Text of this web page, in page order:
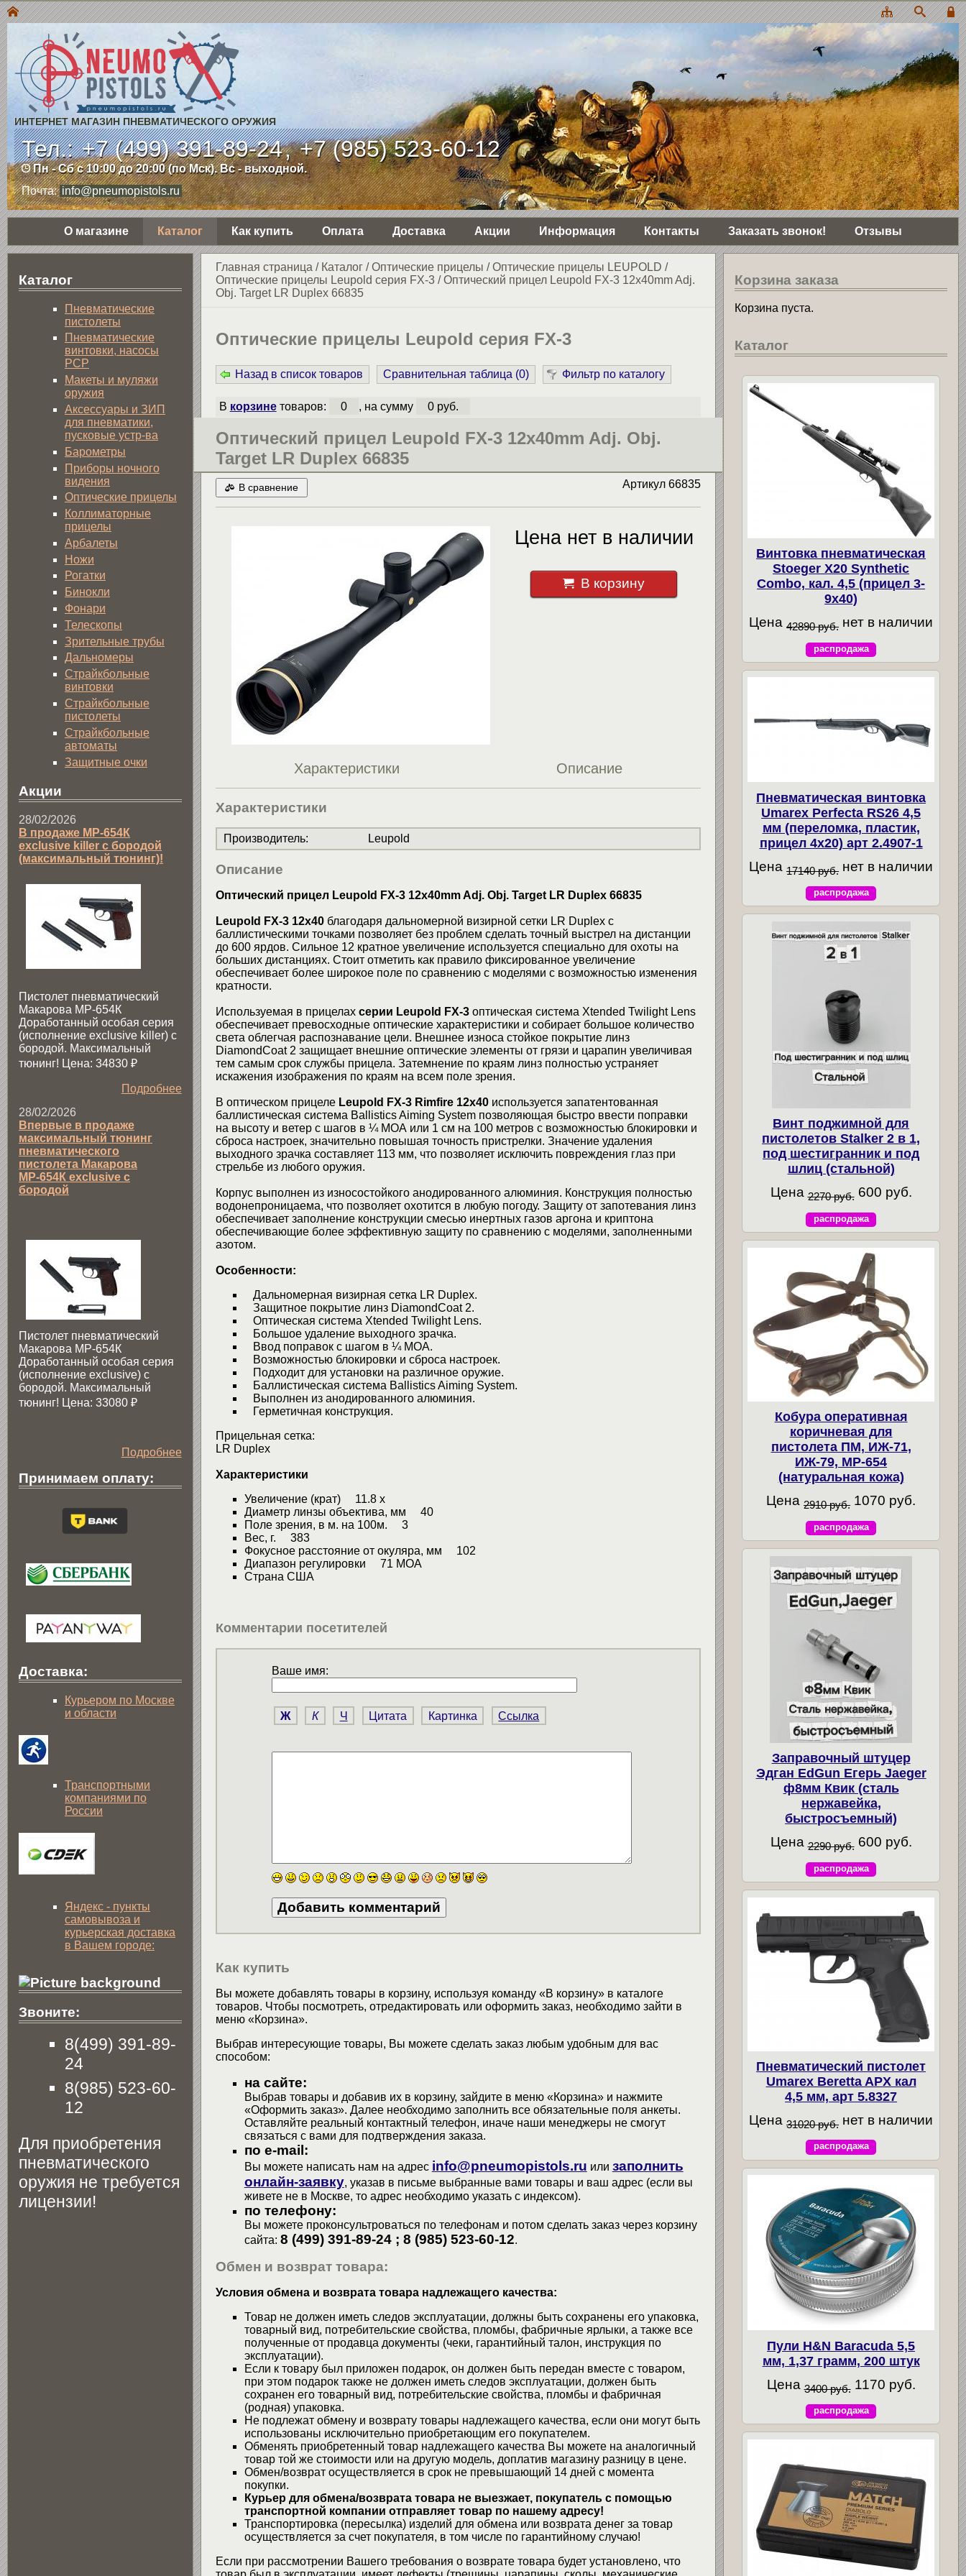
ИНТЕРНЕТ МАГАЗИН ПНЕВМАТИЧЕСКОГО ОРУЖИЯ
Тел.:+7 (499) 391-89-24,+7 (985) 523-60-12
Пн - Сб с 10:00 до 20:00 (по Мск). Вс - выходной.
Почта: info@pneumopistols.ru
О магазине Каталог Как купить Оплата Доставка Акции Информация Контакты Заказать звонок! Отзывы
Главная страница / Каталог/Оптические прицелы /Оптические прицелы LEUPOLD /
Оптические прицелы Leupold серия FX-3/Оптический прицел Leupold FX-3 12x40mm Adj.
Obj. Target LR Duplex 66835
Оптические прицелы Leupold серия FX-3
Назад в список товаров Сравнительная таблица (0) Фильтр по каталогу
В корзинетоваров: 0 , на сумму 0 руб.
Оптический прицел Leupold FX-3 12x40mm Adj. Obj.
Target LR Duplex 66835
В сравнение Артикул66835
Цена нет в наличии
В корзину
Характеристики Описание
Характеристики
Производитель: Leupold
Описание
Оптический прицел Leupold FX-3 12x40mm Adj. Obj. Target LR Duplex 66835
Leupold FX-3 12x40благодаря дальномерной визирной сетки LR Duplex с
баллистическими точками позволяет без проблем сделать точный выстрел на дистанции
до 600 ярдов. Сильное 12 кратное увеличение используется специально для охоты на
больших дистанциях. Стоит отметить как правило фиксированное увеличение
обеспечивает более широкое поле по сравнению с моделями с возможностью изменения
кратности.
Используемая в прицелах серии Leupold FX-3оптическая система Xtended Twilight Lens
обеспечивает превосходные оптические характеристики и собирает большое количество
света облегчая распознавание цели. Внешнее износа стойкое покрытие линз
DiamondCoat 2 защищает внешние оптические элементы от грязи и царапин увеличивая
тем самым срок службы прицела. Затемнение по краям линз полностью устраняет
искажения изображения по краям на всем поле зрения.
В оптическом прицелеLeupold FX-3 Rimfire 12x40используется запатентованная
баллистическая система Ballistics Aiming System позволяющая быстро ввести поправки
на высоту и ветер с шагов в ¼ МОА или 1 см на 100 метров с возможностью блокировки и
сброса настроек, значительно повышая точность пристрелки. Значение удаления
выходного зрачка составляет 113 мм, что позволяет исключить повреждения глаз при
стрельбе из любого оружия.
Корпус выполнен из износостойкого анодированного алюминия. Конструкция полностью
водонепроницаема, что позволяет охотится в любую погоду. Защиту от запотевания линз
обеспечивает заполнение конструкции смесью инертных газов аргона и криптона
обеспечивающие более эффективную защиту по сравнению с моделями, заполненными
азотом.
Особенности:
Дальномерная визирная сетка LR Duplex.
Защитное покрытие линз DiamondCoat 2.
Оптическая система Xtended Twilight Lens.
Большое удаление выходного зрачка.
Ввод поправок с шагом в ¼ МОА.
Возможностью блокировки и сброса настроек.
Подходит для установки на различное оружие.
Баллистическая система Ballistics Aiming System.
Выполнен из анодированного алюминия.
Герметичная конструкция.
Прицельная сетка:
LR Duplex
Характеристики
Увеличение (крат) 11.8 x
Диаметр линзы объектива, мм 40
Поле зрения, в м. на 100м. 3
Вес, г. 383
Фокусное расстояние от окуляра, мм 102
Диапазон регулировки 71 MOA
Страна США
Комментарии посетителей
Ваше имя:
Ж К Ч Цитата Картинка Ссылка
Как купить
Вы можете добавлять товары в корзину, используя команду «В корзину» в каталоге
товаров. Чтобы посмотреть, отредактировать или оформить заказ, необходимо зайти в
меню «Корзина».
Выбрав интересующие товары, Вы можете сделать заказ любым удобным для вас
способом:
на сайте:
Выбрав товары и добавив их в корзину, зайдите в меню «Корзина» и нажмите
«Оформить заказ». Далее необходимо заполнить все обязательные поля анкеты.
Оставляйте реальный контактный телефон, иначе наши менеджеры не смогут
связаться с вами для подтверждения заказа.
по e-mail:
Вы можете написать нам на адрес info@pneumopistols.ru или заполнить
онлайн-заявку, указав в письме выбранные вами товары и ваш адрес (если вы
живете не в Москве, то адрес необходимо указать с индексом).
по телефону:
Вы можете проконсультроваться по телефонам и потом сделать заказ через корзину
сайта: 8 (499) 391-89-24 ; 8 (985) 523-60-12.
Обмен и возврат товара:
Условия обмена и возврата товара надлежащего качества:
Товар не должен иметь следов эксплуатации, должны быть сохранены его упаковка,
товарный вид, потребительские свойства, пломбы, фабричные ярлыки, а также все
полученные от продавца документы (чеки, гарантийный талон, инструкция по
эксплуатации).
Если к товару был приложен подарок, он должен быть передан вместе с товаром,
при этом подарок также не должен иметь следов эксплуатации, должен быть
сохранен его товарный вид, потребительские свойства, пломбы и фабричная
(родная) упаковка.
Не подлежат обмену и возврату товары надлежащего качества, если они могут быть
использованы исключительно приобретающим его покупателем.
Обменять приобретенный товар надлежащего качества Вы можете на аналогичный
товар той же стоимости или на другую модель, доплатив магазину разницу в цене.
Обмен/возврат осуществляется в срок не превышающий 14 дней с момента
покупки.
Курьер для обмена/возврата товара не выезжает, покупатель с помощью
транспортной компании отправляет товар по нашему адресу!
Транспортировка (пересылка) изделий для обмена или возврата денег за товар
осуществляется за счет покупателя, в том числе по гарантийному случаю!
Если при рассмотрении Вашего требования о возврате товара будет установлено, что
Каталог
Пнев­ма­ти­чес­кие
пистолеты
Пневматические
винтовки, насосы
PCP
Макеты и муляжи
оружия
Аксессуары и ЗИП
для пневматики,
пусковые устр-ва
Барометры
Приборы ночного
видения
Оптические прицелы
Коллиматорные
прицелы
Арбалеты
Ножи
Рогатки
Бинокли
Фонари
Телескопы
Зрительные трубы
Дальномеры
Страйкбольные
винтовки
Страйкбольные
пистолеты
Страйкбольные
автоматы
Защитные очки
Акции
28/02/2026
В продаже МР-654К
exclusive killer с бородой
(максимальный тюнинг)!
Пистолет пневматический
Макарова МР-654К
Доработанный особая серия
(исполнение exclusive killer) с
бородой. Максимальный
тюнинг! Цена: 34830 ₽
Подробнее
28/02/2026
Впервые в продаже
максимальный тюнинг
пневматического
пистолета Макарова
МР-654К exclusive с
бородой
Пистолет пневматический
Макарова МР-654К
Доработанный особая серия
(исполнение exclusive) c
бородой. Максимальный
тюнинг! Цена: 33080 ₽
Подробнее
Принимаем оплату:
Доставка:
Курьером по Москве
и области
Транспортными
компаниями по
России
Яндекс - пункты
самовывоза и
курьерская доставка
в Вашем городе:
Звоните:
8(499) 391-89-
24
8(985) 523-60-
12
Для приобретения
пневматического
оружия не требуется
лицензии!
Корзина заказа
Корзина пуста.
Каталог
Винтовка пневматическая
Stoeger X20 Synthetic
Combo, кал. 4,5 (прицел 3-
9х40)
Цена 42890 руб. нет в наличии
распродажа
Пневматическая винтовка
Umarex Perfecta RS26 4,5
мм (переломка, пластик,
прицел 4x20) арт 2.4907-1
Цена 17140 руб. нет в наличии
распродажа
Винт поджимной для
пистолетов Stalker 2 в 1,
под шестигранник и под
шлиц (стальной)
Цена 2270 руб. 600 руб.
распродажа
Кобура оперативная
коричневая для
пистолета ПМ, ИЖ-71,
ИЖ-79, МР-654
(натуральная кожа)
Цена 2910 руб. 1070 руб.
распродажа
Заправочный штуцер
Эдган EdGun Егерь Jaeger
ф8мм Квик (сталь
нержавейка,
быстросъемный)
Цена 2290 руб. 600 руб.
распродажа
Пневматический пистолет
Umarex Beretta APX кал
4,5 мм, арт 5.8327
Цена31020 руб. нет в наличии
распродажа
Пули H&N Baracuda 5,5
мм, 1,37 грамм, 200 штук
Цена 3400 руб. 1170 руб.
распродажа